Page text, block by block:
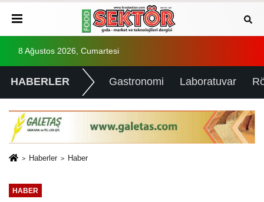
8 Ağustos 2026, Cumartesi
HABERLER Gastronomi Laboratuvar
Haberler Haber
HABER